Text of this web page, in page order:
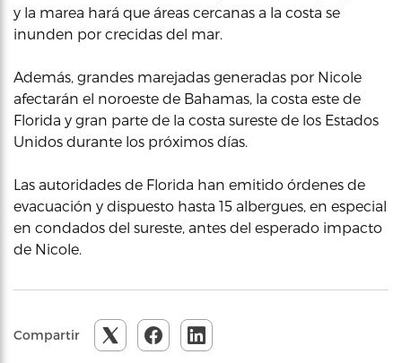
y la marea hará que áreas cercanas a la costa se
inunden por crecidas del mar.
Además, grandes marejadas generadas por Nicole
afectarán el noroeste de Bahamas, la costa este de
Florida y gran parte de la costa sureste de los Estados
Unidos durante los próximos días.
Las autoridades de Florida han emitido órdenes de
evacuación y dispuesto hasta 15 albergues, en especial
en condados del sureste, antes del esperado impacto
de Nicole.
Compartir